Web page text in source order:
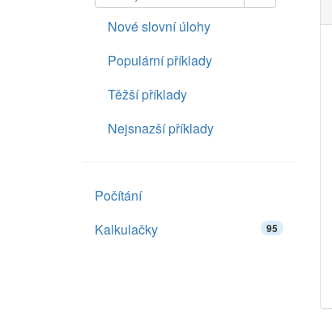
Nové slovní úlohy
Populární příklady
Těžší příklady
Nejsnazší příklady
Počítání
Kalkulačky
95